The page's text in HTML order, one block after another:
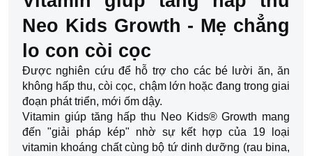
Neo Kids Growth - Mẹ chẳng
lo con còi cọc
Được nghiên cứu để hỗ trợ cho các bé lười ăn, ăn
không hấp thu, còi cọc, chậm lớn hoặc đang trong giai
đoạn phát triển, mới ốm dậy.
Vitamin giúp tăng hấp thu Neo Kids® Growth mang
đến "giải pháp kép" nhờ sự kết hợp của 19 loại
vitamin khoáng chất cùng bộ tứ dinh dưỡng (rau bina,